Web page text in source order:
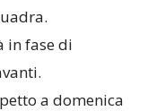
in fase di
a domenica